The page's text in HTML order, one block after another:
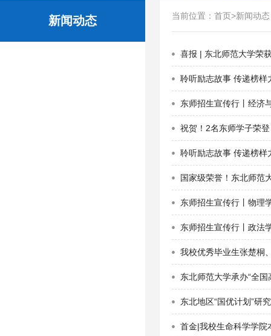
新闻动态 当前位置： 首页>新闻动态
喜报 | 东北师范大学荣
聆听励志故事 传递榜样
东师招生宣传行丨经济
祝贺！2名东师学子荣
聆听励志故事 传递榜样
国家级荣誉！东北师范
东师招生宣传行丨物理
东师招生宣传行丨政法
我校优秀毕业生张楚桐
东北师范大学承办“全
东北地区“国优计划”研
首金|我校生命科学学院